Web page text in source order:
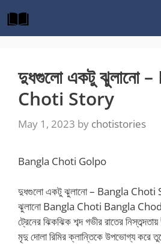
to
content
দুধগুলো একটু ঝুলানো
Choti Story
May 1, 2023 by chotistories
Bangla Choti Golpo
দুধগুলো একটু ঝুলানো – Bangla Choti
ঝুলানো Bangla Choti Bangla
ট্রেনের ঝিকঝিক শব্দ গভীর রাতের
মৃদু দোলা রিমির ক্লান্তিকে উপভোগ্য করে